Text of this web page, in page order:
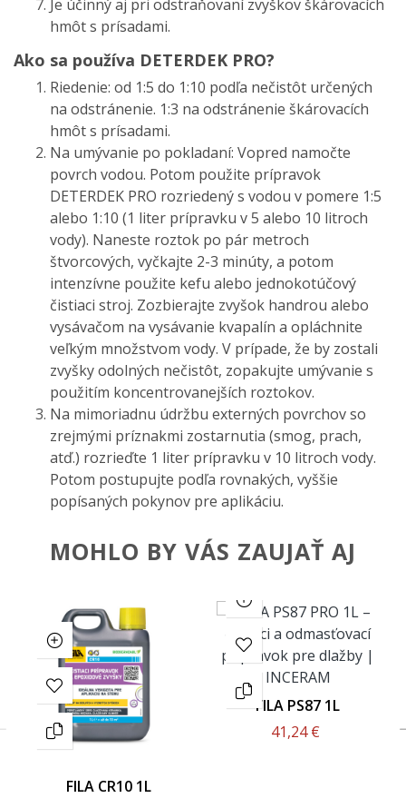
Je účinný aj pri odstraňovaní zvyškov škárovacích
hmôt s prísadami.
Ako sa používa DETERDEK PRO?
Riedenie: od 1:5 do 1:10 podľa nečistôt určených
na odstránenie. 1:3 na odstránenie škárovacích
hmôt s prísadami.
Na umývanie po pokladaní: Vopred namočte
povrch vodou. Potom použite prípravok
DETERDEK PRO rozriedený s vodou v pomere 1:5
alebo 1:10 (1 liter prípravku v 5 alebo 10 litroch
vody). Naneste roztok po pár metroch
štvorcových, vyčkajte 2-3 minúty, a potom
intenzívne použite kefu alebo jednokotúčový
čistiaci stroj. Zozbierajte zvyšok handrou alebo
vysávačom na vysávanie kvapalín a opláchnite
veľkým množstvom vody. V prípade, že by zostali
zvyšky odolných nečistôt, zopakujte umývanie s
použitím koncentrovanejších roztokov.
Na mimoriadnu údržbu externých povrchov so
zrejmými príznakmi zostarnutia (smog, prach,
atď.) rozrieďte 1 liter prípravku v 10 litroch vody.
Potom postupujte podľa rovnakých, vyššie
popísaných pokynov pre aplikáciu.
MOHLO BY VÁS ZAUJAŤ AJ
FILA CR10 1L
FILA PS87 1L
41,24 €